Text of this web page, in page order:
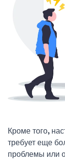
Кроме того,
требует еще
проблемы или